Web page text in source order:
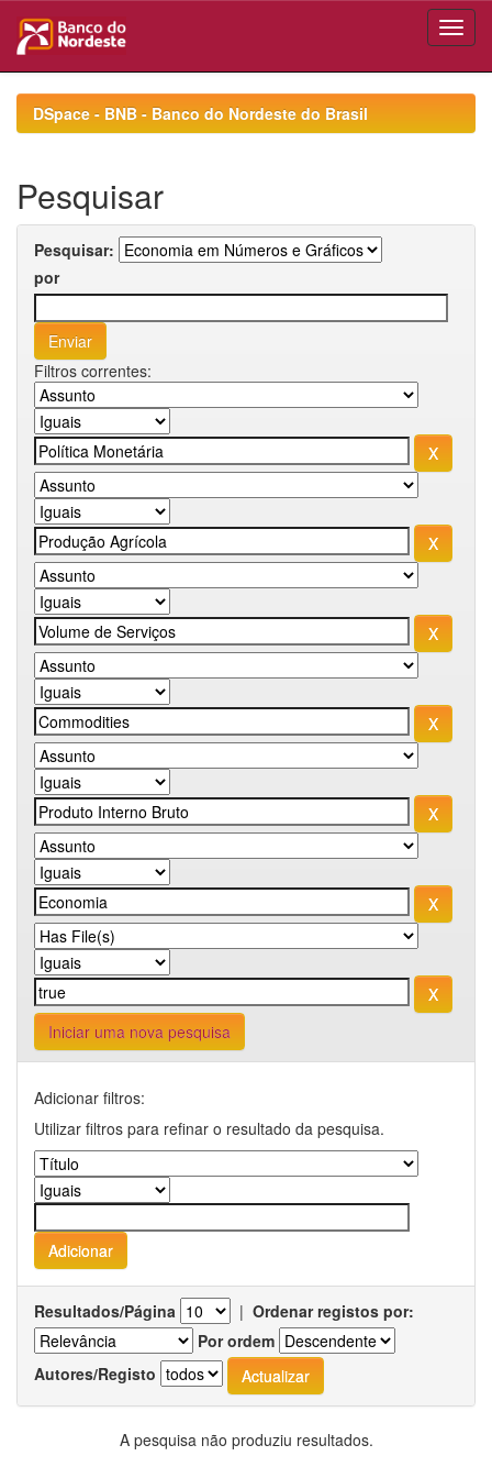
navigationDSpace - BNB - Banco do Nordeste do Brasil
Pesquisar
Pesquisar:
por
Filtros correntes:
Iniciar uma nova pesquisa
Adicionar filtros:
Utilizar filtros para refinar o resultado da pesquisa.
Resultados/Página | Ordenar registos por:
Por ordem
Autores/Registo
A pesquisa não produziu resultados.